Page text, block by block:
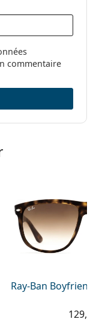
commentaire
Ray-Ban